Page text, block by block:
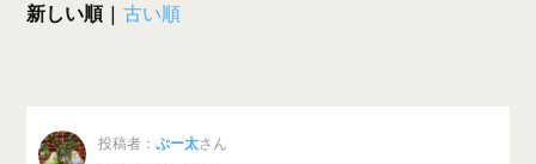
新しい順|古い順
投稿者：ぷー太さん